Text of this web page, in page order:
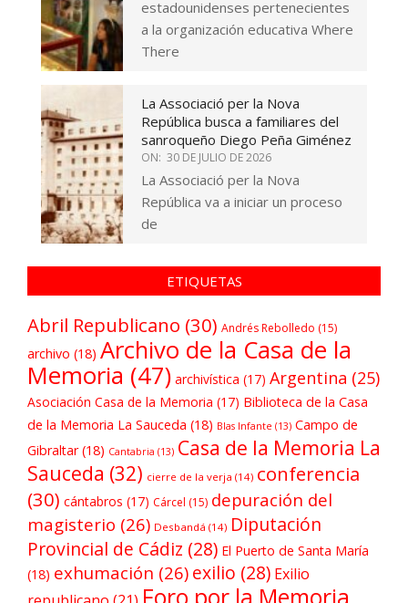
estadounidenses pertenecientes
a la organización educativa Where
There
La Associació per la Nova
República busca a familiares del
sanroqueño Diego Peña Giménez
ON: 30 DE JULIO DE 2026
La Associació per la Nova
República va a iniciar un proceso
de
ETIQUETAS
Abril Republicano (30) Andrés Rebolledo (15)
archivo (18) Archivo de la Casa de la
Memoria (47) archivística (17) Argentina (25)
Asociación Casa de la Memoria (17) Biblioteca de la Casa
de la Memoria La Sauceda (18) Blas Infante (13) Campo de
Gibraltar(18) Cantabria (13) Casa de la Memoria La
Sauceda (32) cierre de la verja (14) conferencia
(30) cántabros (17) Cárcel (15) depuración del
magisterio (26) Desbandá (14) Diputación
Provincial de Cádiz (28) El Puerto de Santa María
(18) exhumación (26) exilio (28) Exilio
Foro por la Memoria